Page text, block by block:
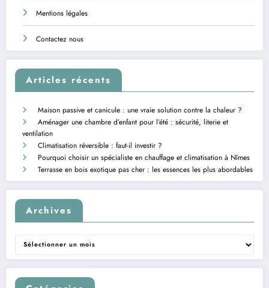
Mentions légales
Contactez nous
Articles récents
Maison passive et canicule : une vraie solution contre la chaleur ?
Aménager une chambre d’enfant pour l’été : sécurité, literie et
ventilation
Climatisation réversible : faut-il investir ?
Pourquoi choisir un spécialiste en chauffage et climatisation à Nîmes
Terrasse en bois exotique pas cher : les essences les plus abordables
Archives
Archives